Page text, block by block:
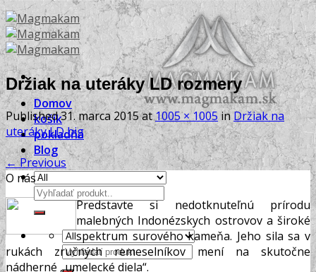
Domov
košík
pokladňa
Blog
Hľadať:
Hľadať:
Držiak na uteráky LD rozmery
Published31. marca 2015at1005 × 1005 inDržiak na
uteráky LD big
←Previous
O nás
Predstavte si nedotknuteľnú prírodu
malebných Indonézskych ostrovov a široké
spektrum surového kameňa. Jeho sila sa v
rukách zručných remeselníkov mení na skutočne
nádherné „umelecké diela“.